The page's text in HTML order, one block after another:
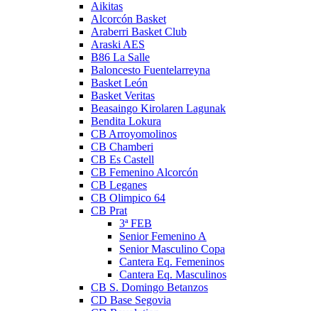
Aikitas
Alcorcón Basket
Araberri Basket Club
Araski AES
B86 La Salle
Baloncesto Fuentelarreyna
Basket León
Basket Veritas
Beasaingo Kirolaren Lagunak
Bendita Lokura
CB Arroyomolinos
CB Chamberi
CB Es Castell
CB Femenino Alcorcón
CB Leganes
CB Olimpico 64
CB Prat
3ª FEB
Senior Femenino A
Senior Masculino Copa
Cantera Eq. Femeninos
Cantera Eq. Masculinos
CB S. Domingo Betanzos
CD Base Segovia